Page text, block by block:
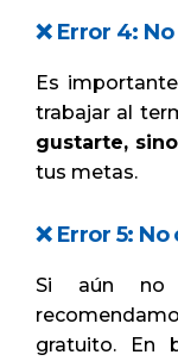
❌ Error 4:
Es
trabajar al
gustarte,
tus metas.
❌ Error 5:
Si aún no
gratuito. En